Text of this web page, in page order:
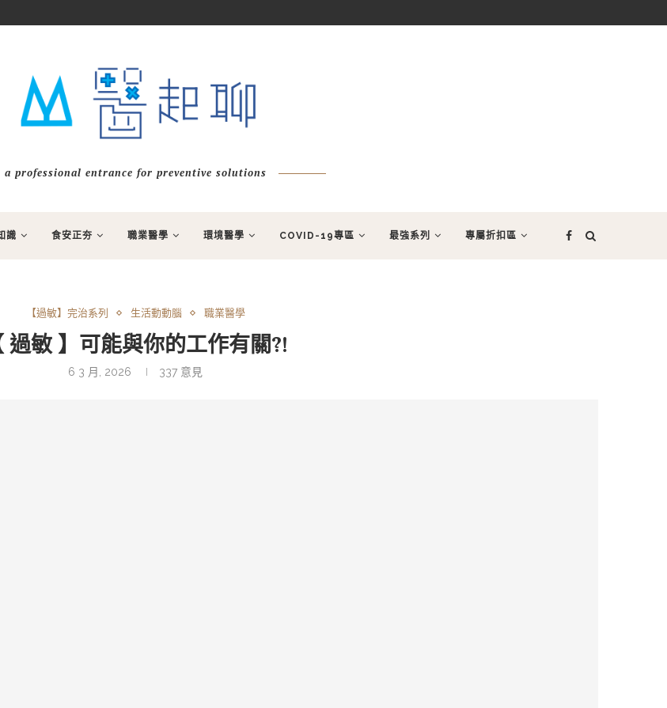
a professional entrance for preventive solutions
識 食安正夯 職業醫學 環境醫學 COVID-19專區 最強系列 專屬折扣區
【過敏】完治系列 生活動動腦 職業醫學
過敏 】可能與你的工作有關?!
6 3 月, 2026 337 意見